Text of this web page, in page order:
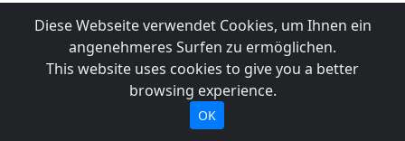
Diese Webseite verwendet Cookies, um Ihnen ein
angenehmeres Surfen zu ermöglichen.
This website uses cookies to give you a better
browsing experience.
OK